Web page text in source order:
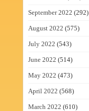
September 2022 (292)
August 2022 (575)
July 2022 (543)
June 2022 (514)
May 2022 (473)
April 2022 (568)
March 2022 (610)